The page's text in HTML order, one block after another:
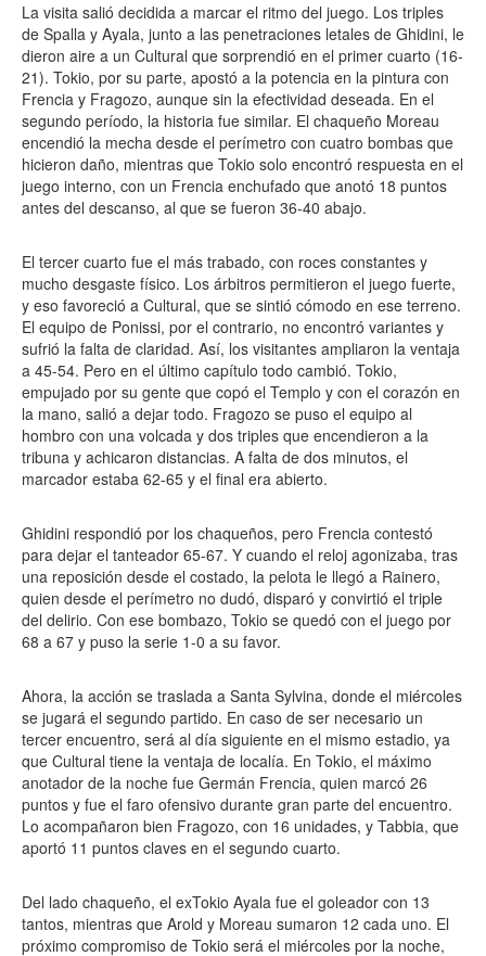
La visita salió decidida a marcar el ritmo del juego. Los triples
de Spalla y Ayala, junto a las penetraciones letales de Ghidini, le
dieron aire a un Cultural que sorprendió en el primer cuarto (16-
21). Tokio, por su parte, apostó a la potencia en la pintura con
Frencia y Fragozo, aunque sin la efectividad deseada. En el
segundo período, la historia fue similar. El chaqueño Moreau
encendió la mecha desde el perímetro con cuatro bombas que
hicieron daño, mientras que Tokio solo encontró respuesta en el
juego interno, con un Frencia enchufado que anotó 18 puntos
antes del descanso, al que se fueron 36-40 abajo.
El tercer cuarto fue el más trabado, con roces constantes y
mucho desgaste físico. Los árbitros permitieron el juego fuerte,
y eso favoreció a Cultural, que se sintió cómodo en ese terreno.
El equipo de Ponissi, por el contrario, no encontró variantes y
sufrió la falta de claridad. Así, los visitantes ampliaron la ventaja
a 45-54. Pero en el último capítulo todo cambió. Tokio,
empujado por su gente que copó el Templo y con el corazón en
la mano, salió a dejar todo. Fragozo se puso el equipo al
hombro con una volcada y dos triples que encendieron a la
tribuna y achicaron distancias. A falta de dos minutos, el
marcador estaba 62-65 y el final era abierto.
Ghidini respondió por los chaqueños, pero Frencia contestó
para dejar el tanteador 65-67. Y cuando el reloj agonizaba, tras
una reposición desde el costado, la pelota le llegó a Rainero,
quien desde el perímetro no dudó, disparó y convirtió el triple
del delirio. Con ese bombazo, Tokio se quedó con el juego por
68 a 67 y puso la serie 1-0 a su favor.
Ahora, la acción se traslada a Santa Sylvina, donde el miércoles
se jugará el segundo partido. En caso de ser necesario un
tercer encuentro, será al día siguiente en el mismo estadio, ya
que Cultural tiene la ventaja de localía. En Tokio, el máximo
anotador de la noche fue Germán Frencia, quien marcó 26
puntos y fue el faro ofensivo durante gran parte del encuentro.
Lo acompañaron bien Fragozo, con 16 unidades, y Tabbia, que
aportó 11 puntos claves en el segundo cuarto.
Del lado chaqueño, el exTokio Ayala fue el goleador con 13
tantos, mientras que Arold y Moreau sumaron 12 cada uno. El
próximo compromiso de Tokio será el miércoles por la noche,